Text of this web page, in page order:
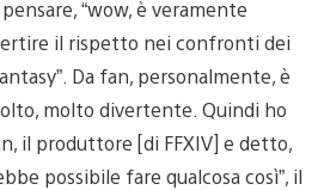
“wow, è veramente
il rispetto nei confronti dei
Da fan, personalmente, è
molto divertente. Quindi ho
il produttore [di FFXIV] e detto,
possibile fare qualcosa così”, il